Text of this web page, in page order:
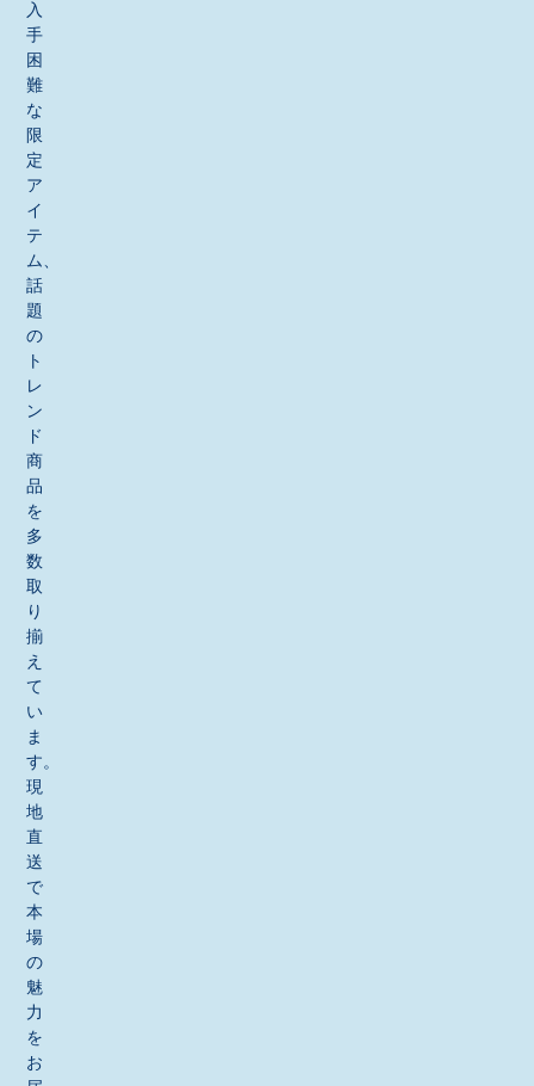
入
手
困
難
な
限
定
ア
イ
テ
ム、
話
題
の
ト
レ
ン
ド
商
品
を
多
数
取
り
揃
え
て
い
ま
す。
現
地
直
送
で
本
場
の
魅
力
を
お